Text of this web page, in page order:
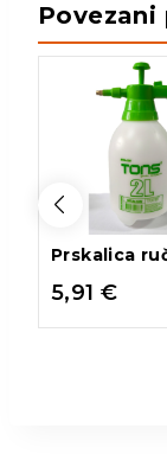
Prskalica
5,91 €